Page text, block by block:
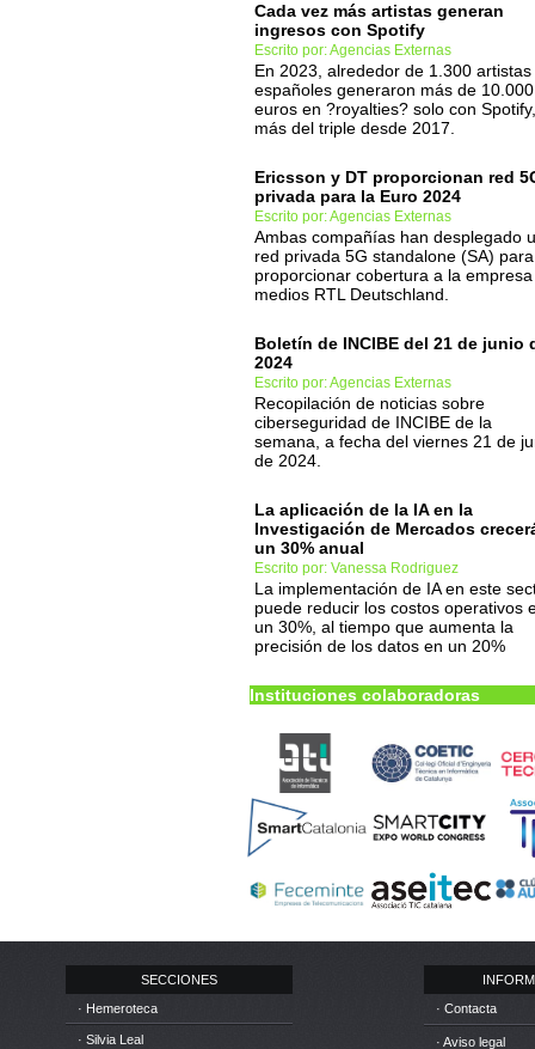
Cada vez más artistas generan
ingresos con Spotify
Escrito por: Agencias Externas
En 2023, alrededor de 1.300 artistas
españoles generaron más de 10.000
euros en ?royalties? solo con Spotify,
más del triple desde 2017.
Ericsson y DT proporcionan red
privada para la Euro 2024
Escrito por: Agencias Externas
Ambas compañías han desplegado
red privada 5G standalone (SA) para
proporcionar cobertura a la
medios RTL Deutschland.
Boletín de INCIBE del 21 de junio
2024
Escrito por: Agencias Externas
Recopilación de noticias sobre
ciberseguridad de INCIBE de la
semana, a fecha del viernes 21 de
de 2024.
La aplicación de la IA en la
Investigación de Mercados
un 30% anual
Escrito por: Vanessa Rodriguez
La implementación de IA en este
puede reducir los costos operativos
un 30%, al tiempo que aumenta la
precisión de los datos en un 20%
Instituciones colaboradoras
SECCIONES
· Hemeroteca
· Silvia Leal
· Contacta
· Aviso legal